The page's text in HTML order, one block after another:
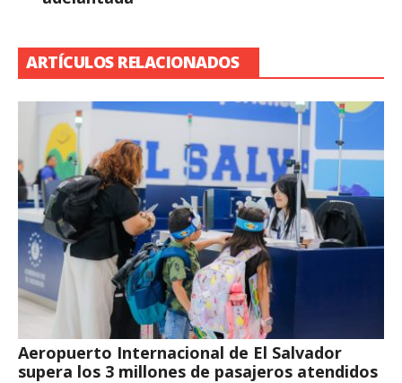
ARTÍCULOS RELACIONADOS
Aeropuerto Internacional de El Salvador
supera los 3 millones de pasajeros atendidos